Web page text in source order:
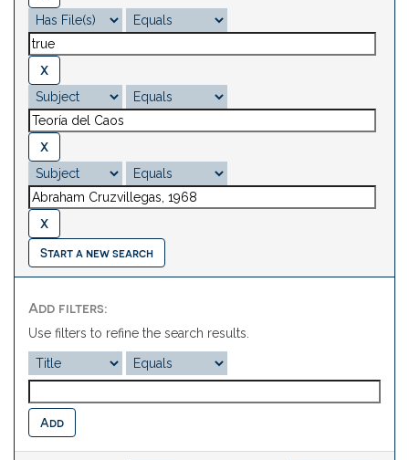
Start a new search
Add filters:
Use filters to refine the search results.